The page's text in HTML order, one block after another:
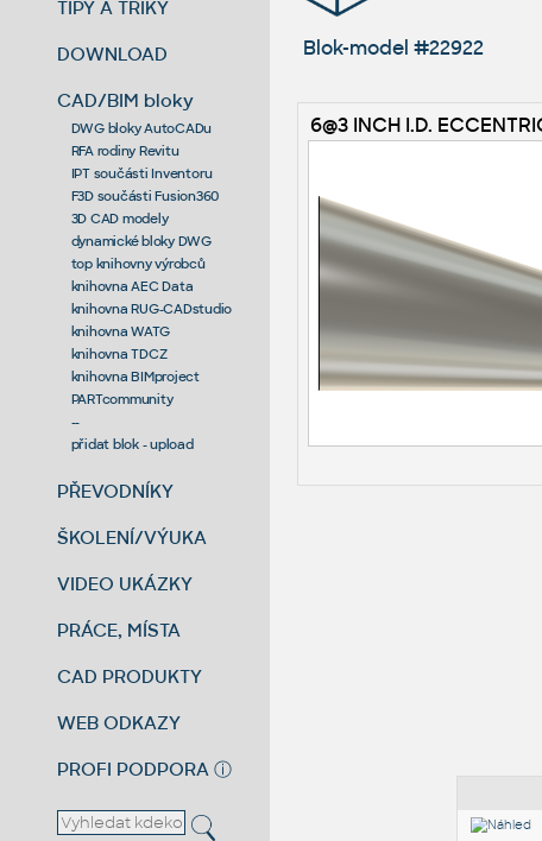
TIPY A TRIKY
DOWNLOAD
CAD/BIM bloky
DWG bloky AutoCADu
RFA rodiny Revitu
IPT součásti Inventoru
F3D součásti Fusion360
3D CAD modely
dynamické bloky DWG
top knihovny výrobců
knihovna AEC Data
knihovna RUG-CADstudio
knihovna WATG
knihovna TDCZ
knihovna BIMproject
PARTcommunity
--
přidat blok - upload
PŘEVODNÍKY
ŠKOLENÍ/VÝUKA
VIDEO UKÁZKY
PRÁCE, MÍSTA
CAD PRODUKTY
WEB ODKAZY
PROFI PODPORA ⓘ
Blok-model #22922
6@3 INCH I.D.